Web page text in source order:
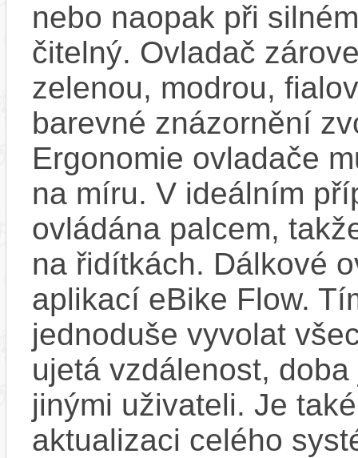
nebo naopak při
čitelný. Ovladač
zelenou, modrou,
barevné znázornění
Ergonomie ovladače
na míru. V ideálním
ovládána palcem,
na řidítkách. Dálkové
aplikací eBike Flow.
jednoduše vyvolat
ujetá vzdálenost,
jinými uživateli. Je
aktualizaci celého